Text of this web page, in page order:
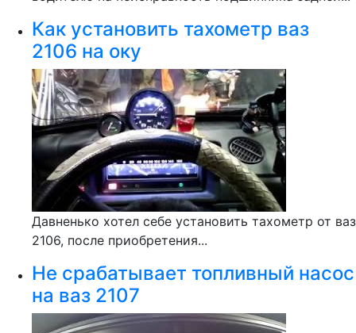
Как установить тахометр ваз
2106 на оку
Давненько хотел себе установить тахометр от ваз
2106, после приобретения...
Не срабатывает топливный насос
на ваз 2107